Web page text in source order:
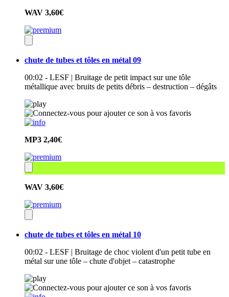
WAV 3,60€
chute de tubes et tôles en métal 09
00:02 - LESF | Bruitage de petit impact sur une tôle
métallique avec bruits de petits débris – destruction – dégâts
MP3 2,40€
WAV 3,60€
chute de tubes et tôles en métal 10
00:02 - LESF | Bruitage de choc violent d'un petit tube en
métal sur une tôle – chute d'objet – catastrophe